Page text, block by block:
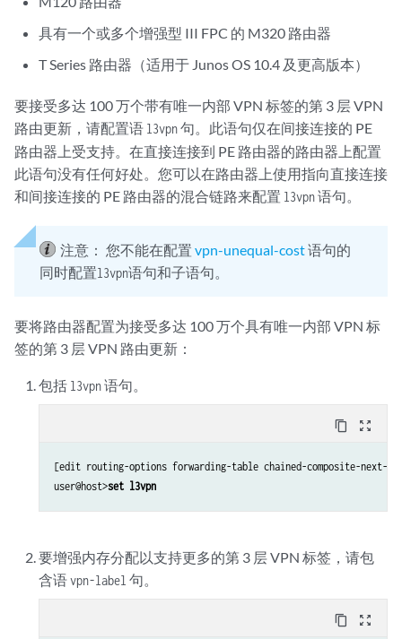
具有一个或多个增强型 III FPC 的 M320 路由器
T Series 路由器（适用于 Junos OS 10.4 及更高版本）
要接受多达 100 万个带有唯一内部 VPN 标签的第 3 层 VPN
路由更新，请配置语 l3vpn句。此语句仅在间接连接的 PE
路由器上受支持。在直接连接到 PE 路由器的路由器上配置
此语句没有任何好处。您可以在路由器上使用指向直接连接
和间接连接的 PE 路由器的混合链路来配置 l3vpn语句。
注意： 您不能在配置 vpn-unequal-cost语句的
同时配置l3vpn语句和子语句。
要将路由器配置为接受多达 100 万个具有唯一内部 VPN 标
签的第 3 层 VPN 路由更新：
包括 l3vpn语句。
content_copy zoom_out_map
[edit routing-options forwarding-table chained-composite-next-
user@host>set l3vpn
要增强内存分配以支持更多的第 3 层 VPN 标签，请包
含语vpn-label 句。
content_copy zoom_out_map